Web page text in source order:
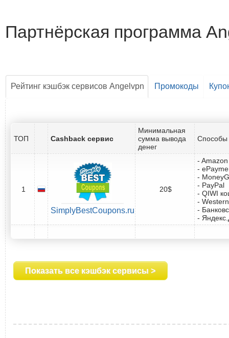
Партнёрская программа
Рейтинг кэшбэк сервисов Angelvpn Промокоды
ТОП Cashback сервис
Минимальная
сумма вывода
денег
Способы
1
SimplyBestCoupons.ru
20$
-
-
-
- PayPal
- QIWI
-
-
-
Показать все кэшбэк сервисы >